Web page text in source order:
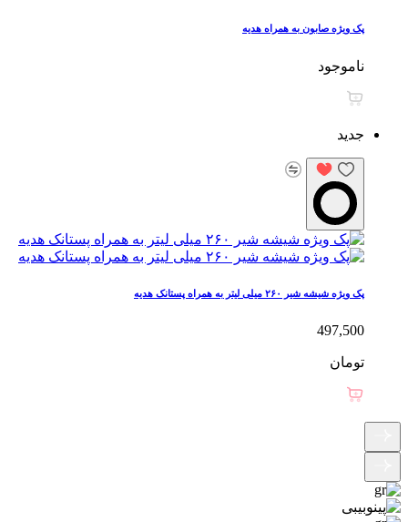
پک ویژه صابون به همراه هدیه
ناموجود
جدید
پک ویژه شیشه شیر ۲۶۰ میلی لیتر به همراه پستانک هدیه
497,500
تومان